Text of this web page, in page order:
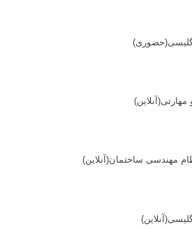
مهندسی ساختمان(آنلاین)